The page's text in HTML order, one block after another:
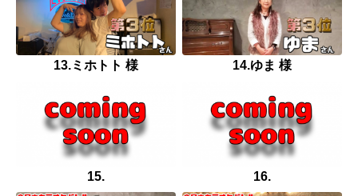
13.ミホトト 様 14.ゆま 様
15. 16.